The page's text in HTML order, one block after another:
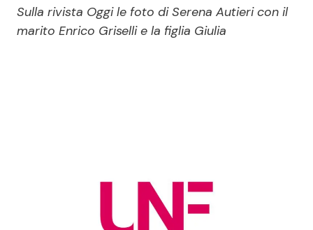
Politica Reality e Talent
News Spettacolo
Sulla rivista Oggi le foto di Serena Autieri con il
marito Enrico Griselli e la figlia Giulia